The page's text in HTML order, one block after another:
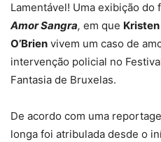
Lamentável! Uma exibição do
Amor Sangra, em que
O’Brien vivem um caso de
intervenção policial no
Fantasia de Bruxelas.
De acordo com uma
longa foi atribulada desde o